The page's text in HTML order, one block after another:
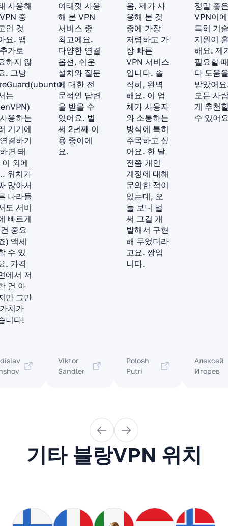
사용해
중
인 것
요. 앱
가로
하지 않
. 그냥
는
용하는
기기에
결하기
면 돼
외에
위치가
많아서
나라들
도 서비
빠르게
중요
) 액세
수 있
. 가격
에서 저
건 아
만 그만
치가
니다!
여태껏 사용
해 본 VPN
서비스 중
최고에요.
다양한 연결
옵션, 쉬운
설치와 질문
에 대한 전
문적인 답변
을 받을 수
있어요. 벌
써 2년째 이
용 중이에
요.
Viktor
Sandler
음, 제가 사
용해 본 것
중에 가장
저렴하고 가
장 빠른
VPN 서비스
입니다. 솔
직히, 완벽
해요. 이 업
체가 사용자
와 소통하는
방식에 특히
주목하고 싶
어요. 한 달
전쯤 개인
계정에 대해
문의한 적이
있는데, 오
늘 보니 벌
써 그걸 개
발해서 구현
해 두었더라
고요. 짱입
니다.
Polosh
Putri
정말 좋
VPN이
특히 기
지원이
해요. 제
필요할
다 도움
받았어
모든 사
게 추천
수 있어
Алексей
Игорев
기타 블랑VPN 위치